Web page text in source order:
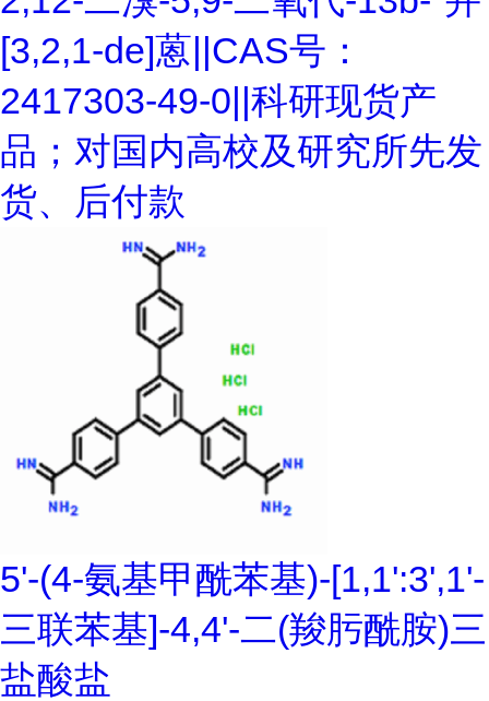
[3,2,1-de]蒽||CAS号：
2417303-49-0||科研现货产
品；对国内高校及研究所先发
货、后付款
5'-(4-氨基甲酰苯基)-[1,1':3',1'-
三联苯基]-4,4'-二(羧肟酰胺)三
盐酸盐